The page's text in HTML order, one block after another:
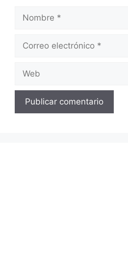
electrónico